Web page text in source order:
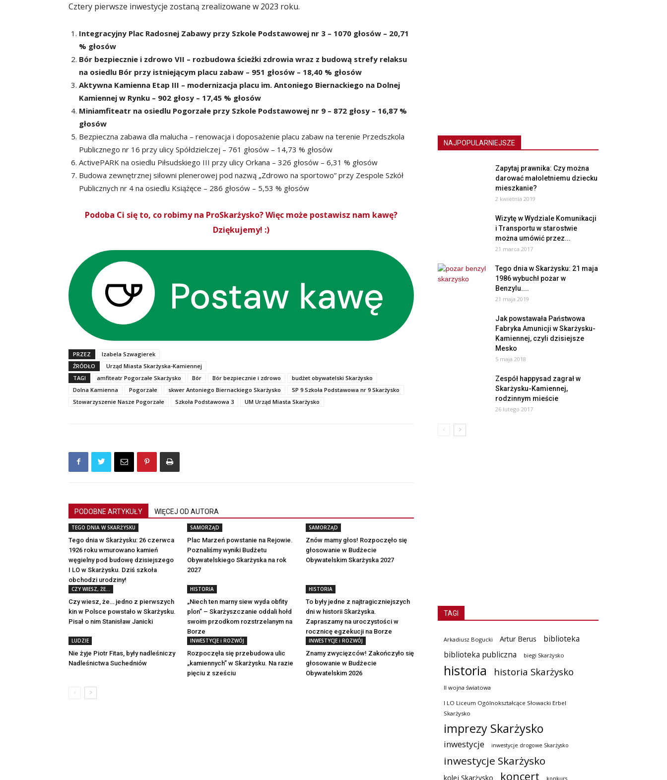
Cztery pierwsze inwestycje zostaną zrealizowane w 2023 roku.
Integracyjny Plac Radosnej Zabawy przy Szkole Podstawowej nr 3 – 1070 głosów – 20,71
% głosów
Bór bezpiecznie i zdrowo VII – rozbudowa ścieżki zdrowia wraz z budową strefy relaksu
na osiedlu Bór przy istniejącym placu zabaw – 951 głosów – 18,40 % głosów
Aktywna Kamienna Etap III – modernizacja placu im. Antoniego Biernackiego na Dolnej
Kamiennej w Rynku – 902 głosy – 17,45 % głosów
Miniamfiteatr na osiedlu Pogorzałe przy Szkole Podstawowej nr 9 – 872 głosy – 16,87 %
głosów
Bezpieczna zabawa dla malucha – renowacja i doposażenie placu zabaw na terenie Przedszkola
Publicznego nr 16 przy ulicy Spółdzielczej – 761 głosów – 14,73 % głosów
ActivePARK na osiedlu Piłsudskiego III przy ulicy Orkana – 326 głosów – 6,31 % głosów
Budowa zewnętrznej siłowni plenerowej pod nazwą „Zdrowo na sportowo” przy Zespole Szkół
Publicznych nr 4 na osiedlu Książęce – 286 głosów – 5,53 % głosów
Podoba Ci się to, co robimy na ProSkarżysko? Więc może postawisz nam kawę?
Dziękujemy! :)
PRZEZ
Izabela Szwagierek
ŹRÓDŁO
Urząd Miasta Skarżyska-Kamiennej
TAGI
amfiteatr Pogorzałe Skarżysko Bór Bór bezpiecznie i zdrowo
budżet obywatelski Skarżysko
Dolna Kamienna
Pogorzałe skwer Antoniego Biernackiego Skarżysko
SP 9 Szkoła Podstawowa nr 9 Skarżysko
Stowarzyszenie Nasze Pogorzałe
Szkoła Podstawowa 3 UM Urząd Miasta Skarżysko
PODOBNE ARTYKUŁY WIĘCEJ OD AUTORA
TEGO DNIA W SKARŻYSKU
Tego dnia w Skarżysku: 26 czerwca
1926 roku wmurowano kamień
węgielny pod budowę dzisiejszego
I LO w Skarżysku. Dziś szkoła
obchodzi urodziny!
SAMORZĄD
Plac Marzeń powstanie na Rejowie.
Poznaliśmy wyniki Budżetu
Obywatelskiego Skarżyska na rok
2027
SAMORZĄD
Znów mamy głos! Rozpoczęło się
głosowanie w Budżecie
Obywatelskim Skarżyska 2027
CZY WIESZ, ŻE...
Czy wiesz, że… jedno z pierwszych
kin w Polsce powstało w Skarżysku.
Pisał o nim Stanisław Janicki
HISTORIA
„Niech ten marny siew wyda obfity
plon” – Skarżyszczanie oddali hołd
swoim przodkom rozstrzelanym na
Borze
HISTORIA
To były jedne z najtragiczniejszych
dni w historii Skarżyska.
Zapraszamy na uroczystości w
rocznicę egzekucji na Borze
LUDZIE
Nie żyje Piotr Fitas, były nadleśniczy
Nadleśnictwa Suchedniów
INWESTYCJE i ROZWÓJ
Rozpoczęła się przebudowa ulic
„kamiennych” w Skarżysku. Na razie
pięciu z sześciu
INWESTYCJE i ROZWÓJ
Znamy zwycięzców! Zakończyło się
głosowanie w Budżecie
Obywatelskim 2026
NAJPOPULARNIEJSZE
Zapytaj prawnika: Czy można
darować małoletniemu dziecku
mieszkanie?
2 kwietnia 2019
Wizytę w Wydziale Komunikacji
i Transportu w starostwie
można umówić przez...
21 marca 2017
Tego dnia w Skarżysku: 21 maja
1986 wybuchł pożar w
Benzylu....
21 maja 2019
Jak powstawała Państwowa
Fabryka Amunicji w Skarżysku-
Kamiennej, czyli dzisiejsze
Mesko
5 maja 2018
Zespół happysad zagrał w
Skarżysku-Kamiennej,
rodzinnym mieście
26 lutego 2017
TAGI
Arkadiusz Bogucki Artur Berus
biblioteka
biblioteka publiczna
biegi Skarżysko
historia historia Skarżysko
II wojna światowa
I LO Liceum Ogólnokształcące Słowacki Erbel
Skarżysko
imprezy Skarżysko
inwestycje inwestycje drogowe Skarżysko
inwestycje Skarżysko
kolej Skarżysko koncert konkurs